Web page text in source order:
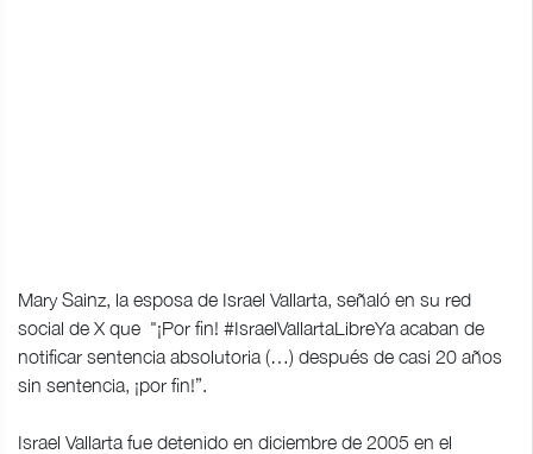
Mary Sainz, la esposa de Israel Vallarta, señaló en su red
social de X que "¡Por fin! #IsraelVallartaLibreYa acaban de
notificar sentencia absolutoria (…) después de casi 20 años
sin sentencia, ¡por fin!”.
Israel Vallarta fue detenido en diciembre de 2005 en el